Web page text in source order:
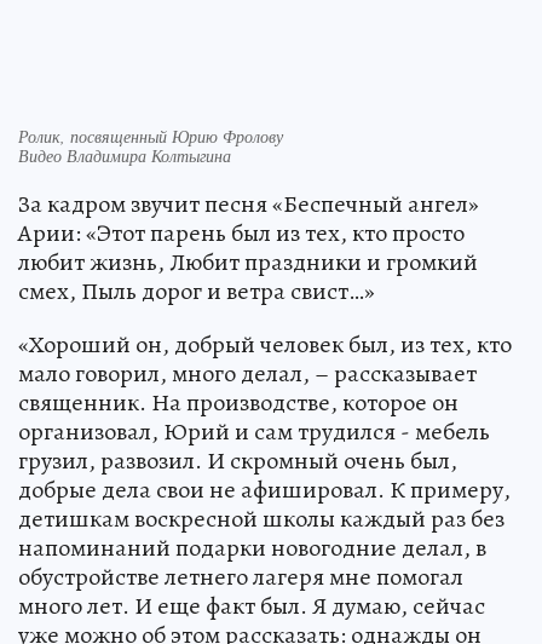
Ролик, посвященный Юрию Фролову
Видео Владимира Колтыгина
За кадром звучит песня «Беспечный ангел»
Арии: «Этот парень был из тех, кто просто
любит жизнь, Любит праздники и громкий
смех, Пыль дорог и ветра свист…»
«Хороший он, добрый человек был, из тех, кто
мало говорил, много делал, – рассказывает
священник. На производстве, которое он
организовал, Юрий и сам трудился - мебель
грузил, развозил. И скромный очень был,
добрые дела свои не афишировал. К примеру,
детишкам воскресной школы каждый раз без
напоминаний подарки новогодние делал, в
обустройстве летнего лагеря мне помогал
много лет. И еще факт был. Я думаю, сейчас
уже можно об этом рассказать: однажды он